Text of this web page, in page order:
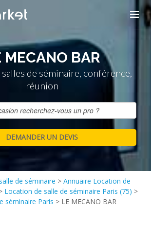
MECANO BAR
de séminaire, conférence,
réunion
de séminaire > Annuaire Location de
Location de salle de séminaire Paris (75) >
séminaire Paris > LE MECANO BAR